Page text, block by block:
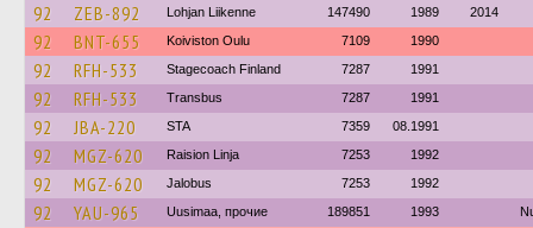
92 ZEB-892 Lohjan Liikenne 147490 1989 2014
92 BNT-655 Koiviston Oulu 7109 1990
92 RFH-533 Stagecoach Finland 7287 1991
92 RFH-533 Transbus 7287 1991
92 JBA-220 STA 7359 08.1991
92 MGZ-620 Raision Linja 7253 1992
92 MGZ-620 Jalobus 7253 1992
92 YAU-965 Uusimaa, прочие 189851 1993